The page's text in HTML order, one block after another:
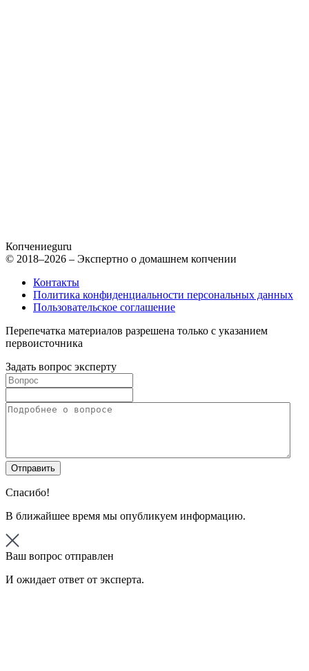
Копчениеguru
© 2018–2026 – Экспертно о домашнем копчении
Контакты
Политика конфиденциальности персональных данных
Пользовательское соглашение
Перепечатка материалов разрешена только с указанием
первоисточника
Задать вопрос эксперту
Спасибо!
В ближайшее время мы опубликуем информацию.
Ваш вопрос отправлен
И ожидает ответ от эксперта.